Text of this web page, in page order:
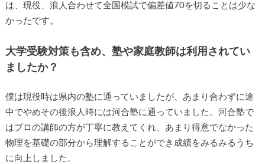
は、現役、浪人合わせて全国模試で偏差値70を切ることは少な
かったです。
大学受験対策も含め、塾や家庭教師は利用されてい
ましたか？
僕は現役時は県内の塾に通っていましたが、あまり合わずに途
中でやめその後浪人時には河合塾に通っていました。河合塾で
はプロの講師の方が丁寧に教えてくれ、あまり得意でなかった
物理を基礎の部分から理解することができ成績をみるみるうち
に向上しました。